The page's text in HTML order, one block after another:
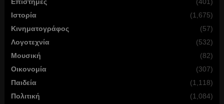
Επιστήμες
(401)
Ιστορία
(1,675)
Κινηματογράφος
(57)
Λογοτεχνία
(532)
Μουσική
(82)
Οικονομία
(307)
Παιδεία
(1,118)
Πολιτική
(1,084)